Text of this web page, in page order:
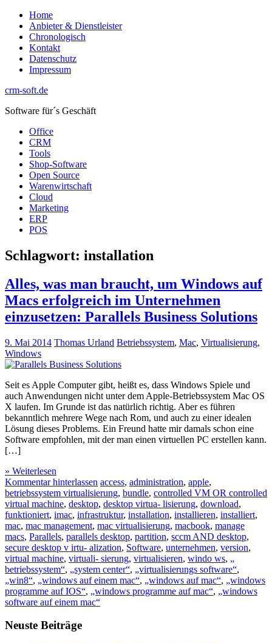
Zum
Inhalt
springen
Home
Anbieter & Dienstleister
Chronologisch
Kontakt
Datenschutz
Impressum
crm-soft.de
Software für´s Geschäft
Office
CRM
Tools
Shop-Software
Open Source
Warenwirtschaft
Cloud
Marketing
ERP
POS
Schlagwort: installation
Alles, was man braucht, um Windows auf
Macs erfolgreich im Unternehmen
einzusetzen: Parallels Business Solutions
9. Mai 2014 Thomas Urland Betriebssystem, Mac, Virtualisierung,
Windows
Seit es Apple Computer gibt, heißt es, dass Windows Spiele und
auch Anwendungen nicht unter dem Apple-Betriebssystem Mac OS
X laufen. Im Grunde ist das natürlich richtig. Aber es führen
bekanntlich mehrere Wege nach Rom, und auch zu einer idealen
Lösung dieses Problems. Ein Freund hatte mir damals schon eine
Software empfohlen, mit der man einen virtuellen PC erstellen kann.
[…]
» Weiterlesen
Kommentar hinterlassen access, administration, apple,
betriebssystem virtualisierung, bundle, controlled VM OR controlled
virtual machine, desktop, desktop virtua- lisierung, download,
funktioniert, imac, infrastruktur, installation, installieren, installiert,
mac, mac management, mac virtualisierung, macbook, manage
macs, Parallels, parallels desktop, partition, sccm AND desktop,
secure desktop v irtu- alization, Software, unternehmen, version,
virtual machine, virtuali- sierung, virtualisieren, windo ws, „
betriebssystem“, „system center“, „virtualisierungs software“,
„win8“, „windows auf einem mac“, „windows auf mac“, „windows
programme auf IOS“, „windows programme auf mac“, „windows
software auf einem mac“
Neuste Beiträge